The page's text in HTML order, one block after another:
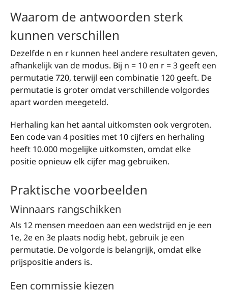
Waarom de antwoorden sterk
kunnen verschillen
Dezelfde n en r kunnen heel andere resultaten geven,
afhankelijk van de modus. Bij n = 10 en r = 3 geeft een
permutatie 720, terwijl een combinatie 120 geeft. De
permutatie is groter omdat verschillende volgordes
apart worden meegeteld.
Herhaling kan het aantal uitkomsten ook vergroten.
Een code van 4 posities met 10 cijfers en herhaling
heeft 10.000 mogelijke uitkomsten, omdat elke
positie opnieuw elk cijfer mag gebruiken.
Praktische voorbeelden
Winnaars rangschikken
Als 12 mensen meedoen aan een wedstrijd en je een
1e, 2e en 3e plaats nodig hebt, gebruik je een
permutatie. De volgorde is belangrijk, omdat elke
prijspositie anders is.
Een commissie kiezen